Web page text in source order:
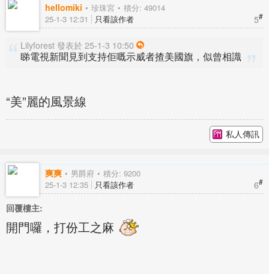
hellomiki 珍珠宮 積分: 49014
5#
25-1-3 12:31 只看該作者
Lilyforest 發表於 25-1-3 10:50
睇電視新聞見到支持佢嘅示威者揸美國旗，似曾相識
“美”麗的風景線
私人傳訊
爽爽 男爵府 積分: 9200
6#
25-1-3 12:35 只看該作者
回覆樓主:
開門囉，打份工之麻